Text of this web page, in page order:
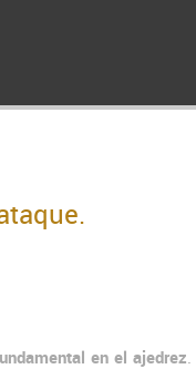
en el ajedrez